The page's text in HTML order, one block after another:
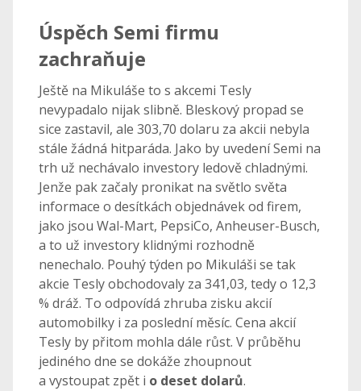
Úspěch Semi firmu
zachraňuje
Ještě na Mikuláše to s akcemi Tesly
nevypadalo nijak slibně. Bleskový propad se
sice zastavil, ale 303,70 dolaru za akcii nebyla
stále žádná hitparáda. Jako by uvedení Semi na
trh už nechávalo investory ledově chladnými.
Jenže pak začaly pronikat na světlo světa
informace o desítkách objednávek od firem,
jako jsou Wal-Mart, PepsiCo, Anheuser-Busch,
a to už investory klidnými rozhodně
nenechalo. Pouhý týden po Mikuláši se tak
akcie Tesly obchodovaly za 341,03, tedy o 12,3
% dráž. To odpovídá zhruba zisku akcií
automobilky i za poslední měsíc. Cena akcií
Tesly by přitom mohla dále růst. V průběhu
jediného dne se dokáže zhoupnout
a vystoupat zpět i o deset dolarů.